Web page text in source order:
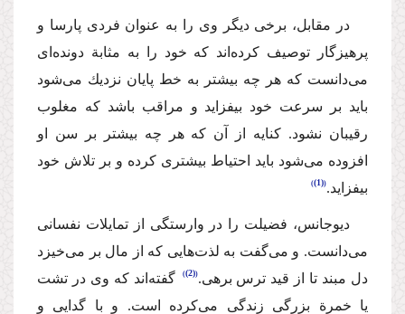
‌در مقابل، برخی دیگر وی را به عنوان فردی پارسا و
پرهیز‌گار توصیف كرده‌اند كه خود را به مثابة دونده‌ای
می‌دانست كه هر چه بیشتر به خط پایان نزدیك می‌شود
باید بر سرعت خود بیفزاید و مراقب باشد كه مغلوب
رقیبان نشود. كنایه از آن كه هر چه بیشتر بر سن او
افزوده می‌شود باید احتیاط بیشتری كرده و بر تلاش خود
بیفزاید. (1)
دیوجانس، فضیلت را در وارستگی از تمایلات نفسانی
می‌دانست. و می‌گفت به لذت‌هایی‌ كه از مال بر می‌خیزد
دل مبند تا از قید ترس برهی. (2)
‌ ‌گفته‌اند كه وی‌ در تشت
یا خمرة بزرگی زندگی می‌كرده است. و با گدایی و